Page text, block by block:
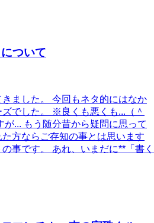
ついて
ました。 今回もネタ的にはなか
でした。 ※良くも悪くも...（＾
が... もう随分昔から疑問に思って
方ならご存知の事とは思います
事です。 あれ、いまだに**「書く